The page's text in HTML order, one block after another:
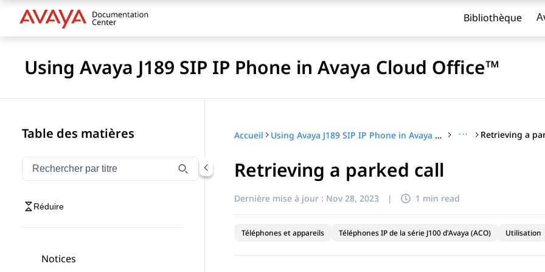
Bibliothèque
Using Avaya J189 SIP IP Phone in Avaya Cloud Office™
Table des matières
Filtrer la navigation par titre
Saisissez pour filtrer les éléments de navigation par titre
Réduire
Notices
Accueil Using Avaya J189 SIP IP Phone in Avaya Cloud Office™ ··· Retrieving a
Retrieving a parked call
Dernière mise à jour : Nov 28, 2023 | 1 min read
Téléphones et appareils Téléphones IP de la série J100 d'Avaya (ACO) Utilisation